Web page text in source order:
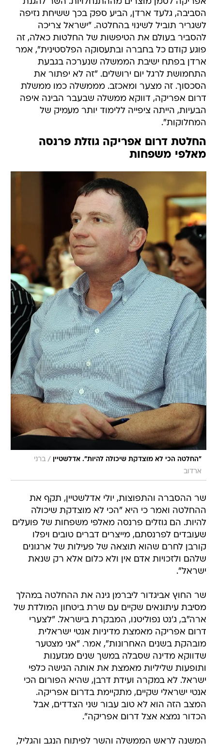
הסביבה, גלעד ארדן, הביע ספק בכך ששיחת נזיפה
לשגריר תוביל לשינוי בהחלטה. "ישראל צריכה
להסביר בעולם את הטיפשות של החלטות כאלה, זה
פוגע קודם כל בחברה ובתעסוקה הפלסטינית", אמר
ארדן בפתח ישיבת הממשלה שנערכה בגבעת
התחמושת לרגל יום ירושלים. "זה לא יפתור את
הסכסוך. זה מצער ומאכזב. מממשלה כמו ממשלת
דרום אפריקה, דווקא ממשלה שבעבר הבינה איפה
הבעיות, הייתה ציפייה ללימוד יותר מעמיק של
המחלוקות".
החלטת דרום אפריקה גוזלת פרנסה
מאלפי משפחות
"החלטה הכי לא מוצדקת שיכולה להיות". אדלשטיין / ברני
ארדוב
שר ההסברה והתפוצות, יולי אדלשטיין, תקף את
ההחלטה ואמר כי היא "הכי לא מוצדקת שיכולה
להיות. הם גוזלים פרנסה מאלפי משפחות של פועלים
שעובדים לפרנסתם, מייצרים דברים טובים ויפלו
קורבן לחרם שהוא תוצאה של פעילות של ארגונים
שלהם ולזכויות אדם אין ולא כלום אלא רק שנאת
ישראל".
שר החוץ אביגדור ליברמן גינה את ההחלטה במהלך
מסיבת עיתונאים שקיים עם שרת ביטחון המולדת של
ארה"ב, ג'נט נפוליטנו, המבקרת בישראל. "לצערי
דרום אפריקה מאמצת מדיניות אנטי ישראלית
מובהקת בשנים האחרונות", אמר. "אני מצטער
שדווקא מדינה שסבלה במשך שנים מגזענות
ותופעות שליליות מאמצת את אותה הגישה כלפי
ישראל. לא במקרה ועידת דרבן, שהיא הפורום הכי
אנטי ישראלי שקיים, מתקיימת בדרום אפריקה.
המצב הזה הוא לא טוב עבור שני הצדדים, אבל
הכדור נמצא אצל דרום אפריקה".
המשנה לראש הממשלה והשר לפיתוח הנגב והגליל,